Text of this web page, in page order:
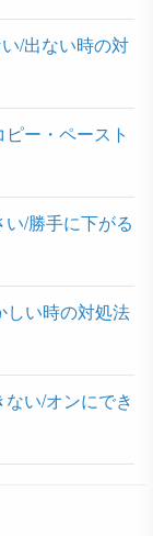
/出ない時の対
ー・ペースト
/勝手に下がる
しい時の対処法
い/オンにでき